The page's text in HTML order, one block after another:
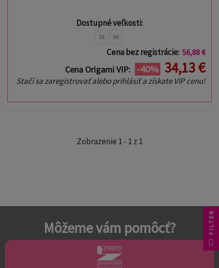
Dostupné veľkosti:
36 40
Cena bez registrácie: 56,88 €
Cena Origami VIP: -40% 34,13 €
Stačí sa zaregistrovať alebo prihlásiť a získate VIP cenu!
Zobrazenie 1 - 1 z 1
Môžeme vám pomôcť? FILTER